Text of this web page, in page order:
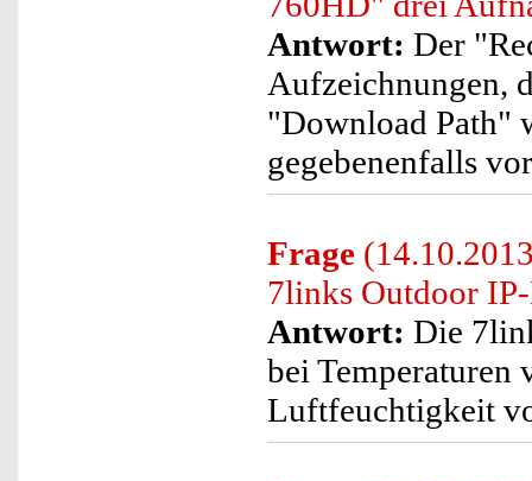
Antwort: Der
Aufzeichnungen,
"Download Path"
gegebenenfalls
Frage
7links Outdoor
Antwort: Die
bei Temperaturen
Luftfeuchtigkeit